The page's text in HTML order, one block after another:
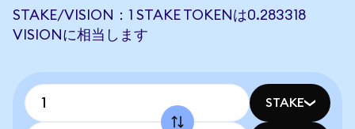
STAKE/VISION：1 STAKE TOKENは0.283318
VISIONに相当します
STAKE